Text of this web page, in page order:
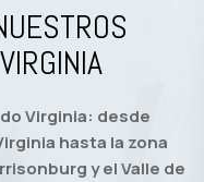
Virginia: desde
hasta la zona
y el Valle de